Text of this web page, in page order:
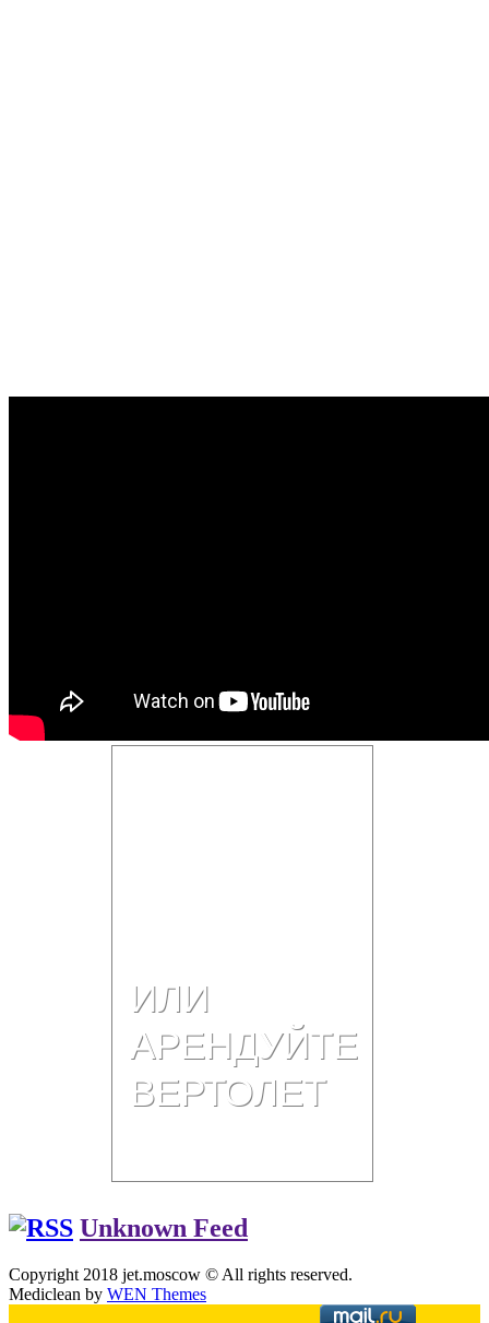
Unknown Feed
Copyright 2018 jet.moscow © All rights reserved.
Mediclean by WEN Themes